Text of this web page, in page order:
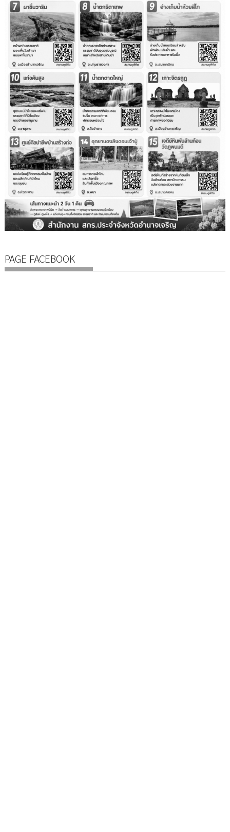
PAGE FACEBOOK